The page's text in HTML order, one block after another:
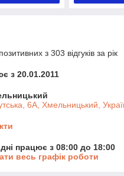
з 303 відгуків за рік
з 20.01.2011
6А, Хмельницький,
працює з 08:00 до 18:00
весь графік роботи